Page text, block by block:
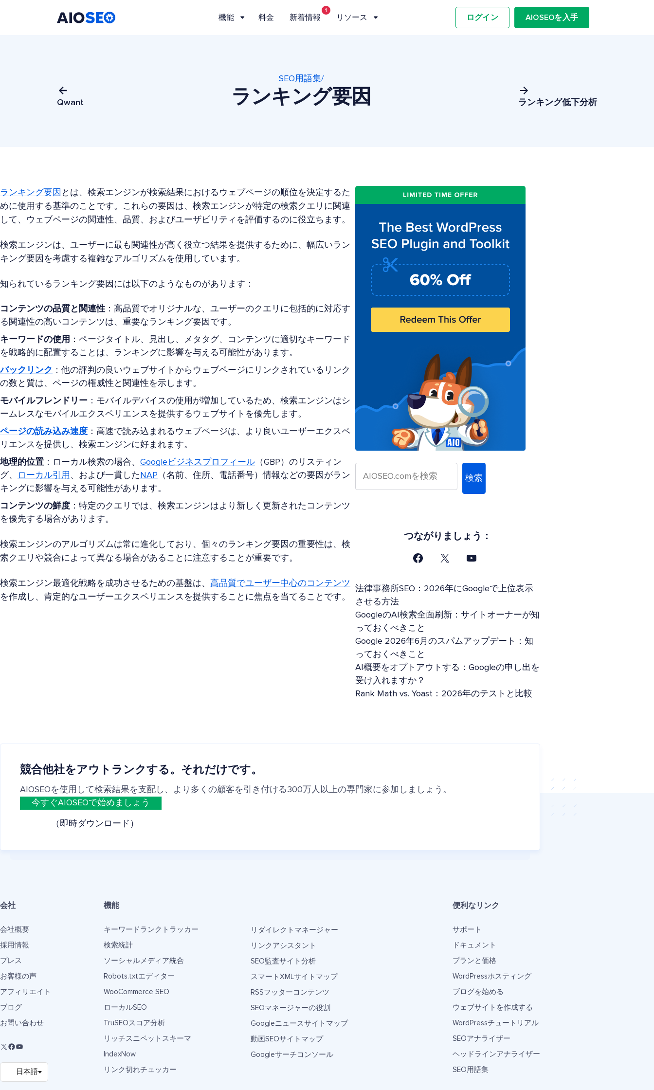
機能 料金 新着情報
1
リソース ログイン AIOSEOを入手
Qwant
SEO用語集/
ランキング要因 ランキング低下分析
ランキング要因 とは、検索エンジンが検索結果におけるウェブページの順位を決定するた
めに使用する基準のことです。これらの要因は、検索エンジンが特定の検索クエリに関連
して、ウェブページの関連性、品質、およびユーザビリティを評価するのに役立ちます。
検索エンジンは、ユーザーに最も関連性が高く役立つ結果を提供するために、幅広いラン
キング要因を考慮する複雑なアルゴリズムを使用しています。
知られているランキング要因には以下のようなものがあります：
コンテンツの品質と関連性 ：高品質でオリジナルな、ユーザーのクエリに包括的に対応す
る関連性の高いコンテンツは、重要なランキング要因です。
キーワードの使用
：ページタイトル、見出し、メタタグ、コンテンツに適切なキーワード
を戦略的に配置することは、ランキングに影響を与える可能性があります。
バックリンク ：他の評判の良いウェブサイトからウェブページにリンクされているリンク
の数と質は、ページの権威性と関連性を示します。
モバイルフレンドリー ：モバイルデバイスの使用が増加しているため、検索エンジンはシ
ームレスなモバイルエクスペリエンスを提供するウェブサイトを優先します。
ページの読み込み速度 ：高速で読み込まれるウェブページは、より良いユーザーエクスペ
リエンスを提供し、検索エンジンに好まれます。
地理的位置 ：ローカル検索の場合、 Googleビジネスプロフィール （GBP）のリスティン
グ、
ローカル引用 、および一貫した NAP （名前、住所、電話番号）情報などの要因がラン
キングに影響を与える可能性があります。
コンテンツの鮮度 ：特定のクエリでは、検索エンジンはより新しく更新されたコンテンツ
を優先する場合があります。
検索エンジンのアルゴリズムは常に進化しており、個々のランキング要因の重要性は、検
索クエリや競合によって異なる場合があることに注意することが重要です。
検索エンジン最適化戦略を成功させるための基盤は、 高品質でユーザー中心のコンテンツ
を作成し、肯定的なユーザーエクスペリエンスを提供することに焦点を当てることです。
検索
つながりましょう：
法律事務所SEO：2026年にGoogleで上位表示
させる方法
GoogleのAI検索全面刷新：サイトオーナーが知
っておくべきこと
Google 2026年6月のスパムアップデート：知
っておくべきこと
AI概要をオプトアウトする：Googleの申し出を
受け入れますか？
Rank Math vs. Yoast：2026年のテストと比較
競合他社をアウトランクする。それだけです。
AIOSEOを使用して検索結果を支配し、より多くの顧客を引き付ける300万人以上の専門家に参加しましょう。
今すぐAIOSEOで始めましょう
（即時ダウンロード）
会社
会社概要
採用情報
プレス
お客様の声
アフィリエイト
ブログ
お問い合わせ
機能
キーワードランクトラッカー
検索統計
ソーシャルメディア統合
Robots.txtエディター
WooCommerce SEO
ローカルSEO
TruSEOスコア分析
リッチスニペットスキーマ
IndexNow
リンク切れチェッカー
リダイレクトマネージャー
リンクアシスタント
SEO監査サイト分析
スマートXMLサイトマップ
RSSフッターコンテンツ
SEOマネージャーの役割
Googleニュースサイトマップ
動画SEOサイトマップ
Googleサーチコンソール
便利なリンク
サポート
ドキュメント
プランと価格
WordPressホスティング
ブログを始める
ウェブサイトを作成する
WordPressチュートリアル
SEOアナライザー
ヘッドラインアナライザー
SEO用語集